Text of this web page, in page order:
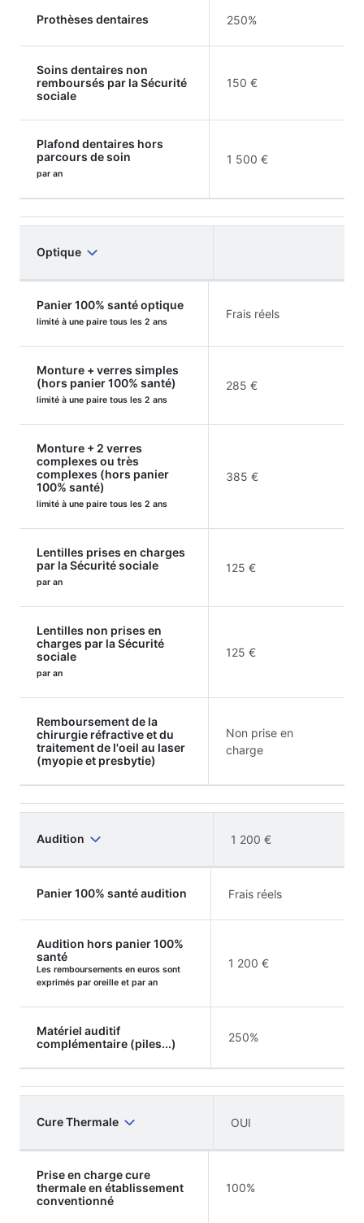
Prothèses dentaires 250%
Soins dentaires non
remboursés par la Sécurité
sociale
150 €
Plafond dentaires hors
parcours de soin
par an
1 500 €
Optique
Panier 100% santé optique
limité à une paire tous les 2 ans
Frais réels
Monture + verres simples
(hors panier 100% santé)
limité à une paire tous les 2 ans
285 €
Monture + 2 verres
complexes ou très
complexes (hors panier
100% santé)
limité à une paire tous les 2 ans
385 €
Lentilles prises en charges
par la Sécurité sociale
par an
125 €
Lentilles non prises en
charges par la Sécurité
sociale
par an
125 €
Remboursement de la
chirurgie réfractive et du
traitement de l'oeil au laser
(myopie et presbytie)
Non prise en
charge
Audition 1 200 €
Panier 100% santé audition Frais réels
Audition hors panier 100%
santé
Les remboursements en euros sont
exprimés par oreille et par an
1 200 €
Matériel auditif
complémentaire (piles...)
250%
Cure Thermale OUI
Prise en charge cure
thermale en établissement
conventionné
100%